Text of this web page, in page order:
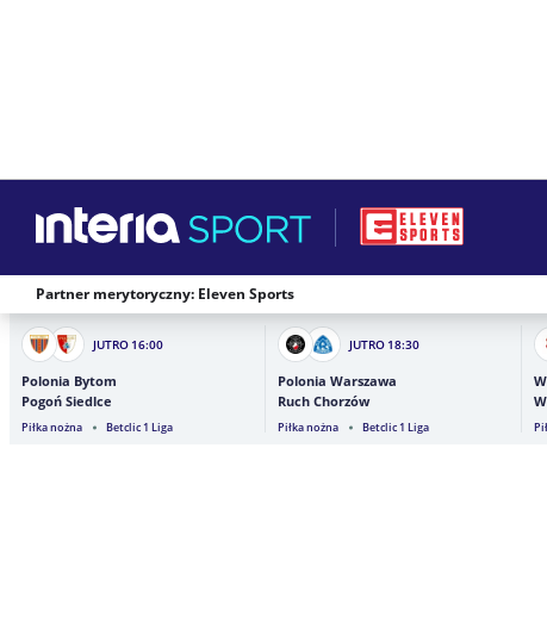
Partner merytoryczny: Eleven Sports
JUTRO 16:00
Polonia Bytom
Pogoń Siedlce
Piłka nożna Betclic 1 Liga
JUTRO 18:30
Polonia Warszawa
Ruch Chorzów
Piłka nożna Betclic 1 Liga